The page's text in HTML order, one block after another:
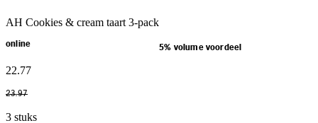
AH Cookies & cream taart 3-pack
online 5% volume voordeel
22.77
23.97
3 stuks